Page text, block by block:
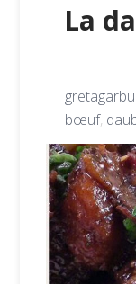
La
bœuf,